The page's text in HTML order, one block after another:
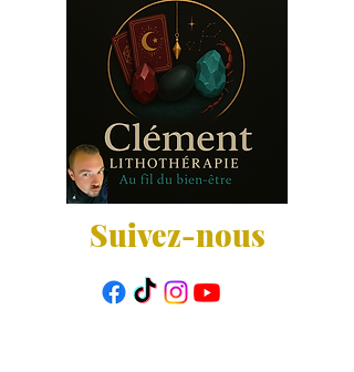
Suivez-nous